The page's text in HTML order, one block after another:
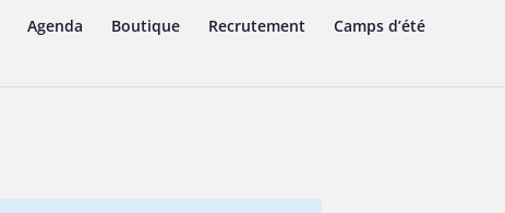
Agenda Boutique Recrutement
Camps d’été